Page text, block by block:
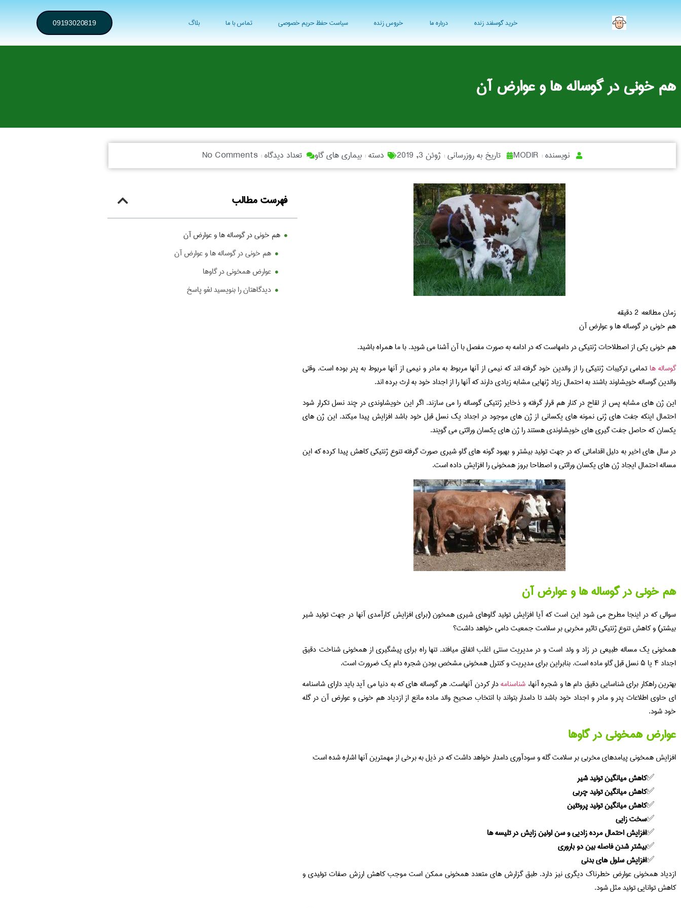
خرید گوسفند زنده درباره ما خروس زنده سیاست حفظ حریم خصوصی تماس با ما بلاگ 09193020819
هم خونی در گوساله ها و عوارض آن
نویسنده : تاریخ به روزرسانی :ژوئن 3, 2019 دسته :بیماری های گاو تعداد دیدگاه :No Comments
زمان مطالعه:2دقیقه
هم خونی در گوساله ها و عوارض آن
هم خونی یکی از اصطلاحات ژنتیکی در دامهاست که در ادامه به صورت مفصل با آن آشنا می شوید. با ما همراه باشید.
گوساله هاتمامی ترکیبات ژنتیکی را از والدین خود گرفته اند که نیمی از آنها مربوط به مادر و نیمی از آنها مربوط به پدر بوده است. وقتی
والدین گوساله خویشاوند باشند به احتمال زیاد ژنهایی مشابه زیادی دارند که آنها را از اجداد خود به ارث برده اند.
این ژن های مشابه پس از لقاح در کنار هم قرار گرفته و ذخایر ژنتیکی گوساله را می سازند. اگر این خویشاوندی در چند نسل تکرار شود
احتمال اینکه جفت های ژنی نمونه های یکسانی از ژن های موجود در اجداد یک نسل قبل خود باشد افزایش پیدا میکند. این ژن های
یکسان که حاصل جفت گیری های خویشاوندی هستند را ژن های یکسان وراثتی می گویند.
در سال های اخیر به دلیل اقداماتی که در جهت تولید بیشتر و بهبود گونه های گاو شیری صورت گرفته تنوع ژنتیکی کاهش پیدا کرده که این
مساله احتمال ایجاد ژن های یکسان وراثتی و اصطاحا بروز همخونی را افزایش داده است.
هم خونی در گوساله ها و عوارض آن
سوالی که در اینجا مطرح می شود این است که آیا افزایش تولید گاوهای شیری همخون (برای افزایش کارآمدی آنها در جهت تولید شیر
بیشتر) و کاهش تنوع ژنتیکی تاثیر مخربی بر سلامت جمعیت دامی خواهد داشت؟
همخونی یک مساله طبیعی در زاد و ولد است و در مدیریت سنتی اغلب اتفاق میافتد. تنها راه برای پیشگیری از همخونی شناخت دقیق
اجداد ۴ یا ۵ نسل قبل گاو ماده است. بنابراین برای مدیریت و کنترل همخونی مشخص بودن شجره دام یک ضرورت است.
بهترین راهکار برای شناسایی دقیق دام ها و شجره آنها، شناسنامهدار کردن آنهاست. هر گوساله های که به دنیا می آید باید دارای شاسنامه
ای حاوی اطلاعات پدر و مادر و اجداد خود باشد تا دامدار بتواند با انتخاب صحیح والد ماده مانع از ازدیاد هم خونی و عوارض آن در گله
خود شود.
عوارض همخونی در گاوها
افزایش همخونی پیامدهای مخربی بر سلامت گله و سودآوری دامدار خواهد داشت که در ذیل به برخی از مهمترین آنها اشاره شده است:
کاهش میانگین تولید شیر
کاهش میانگین تولید چربی
کاهش میانگین تولید پروتئین
سخت زایی
افزایش احتمال مرده زادیی و سن اولین زایش در تلیسه ها
بیشتر شدن فاصله بین دو باروری
افزایش سلول های بدنی
ازدیاد همخونی عوارض خطرناک دیگری نیز دارد. طبق گزارش های متعدد همخونی ممکن است موجب کاهش ارزش صفات تولیدی و
کاهش توانایی تولید مثل شود.
فهرست مطالب
هم خونی در گوساله ها و عوارض آن
هم خونی در گوساله ها و عوارض آن
عوارض همخونی در گاوها
دیدگاهتان را بنویسید لغو پاسخ